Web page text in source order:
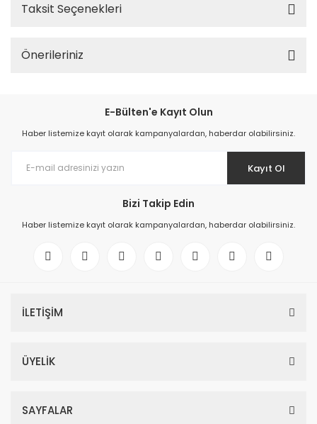
Taksit Seçenekleri
Önerileriniz
E-Bülten'e Kayıt Olun
Haber listemize kayıt olarak kampanyalardan, haberdar olabilirsiniz.
Kayıt Ol
Bizi Takip Edin
Haber listemize kayıt olarak kampanyalardan, haberdar olabilirsiniz.
İLETİŞİM
ÜYELİK
SAYFALAR